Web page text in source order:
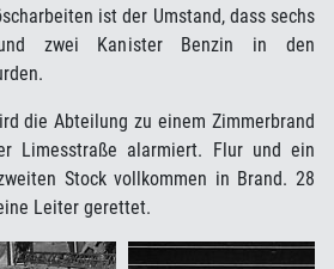
ist der Umstand, dass sechs
und zwei Kanister Benzin in den
die Abteilung zu einem Zimmerbrand
Limesstraße alarmiert. Flur und ein
Stock vollkommen in Brand. 28
Leiter gerettet.